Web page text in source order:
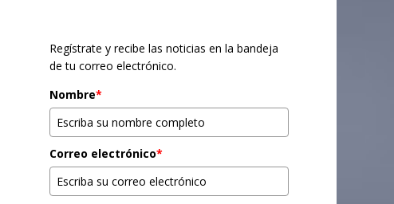
Regístrate y recibe las noticias en la bandeja
de tu correo electrónico.
Nombre*
Correo electrónico*